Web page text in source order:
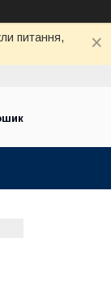
питання,